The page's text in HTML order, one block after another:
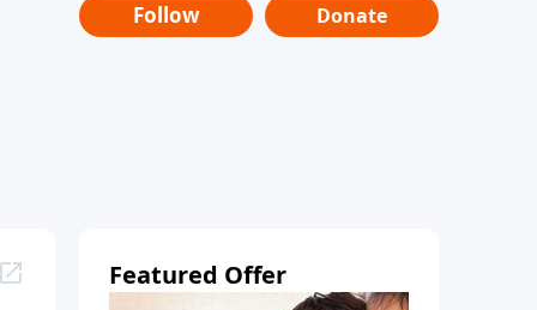
Follow Donate
Featured Offer